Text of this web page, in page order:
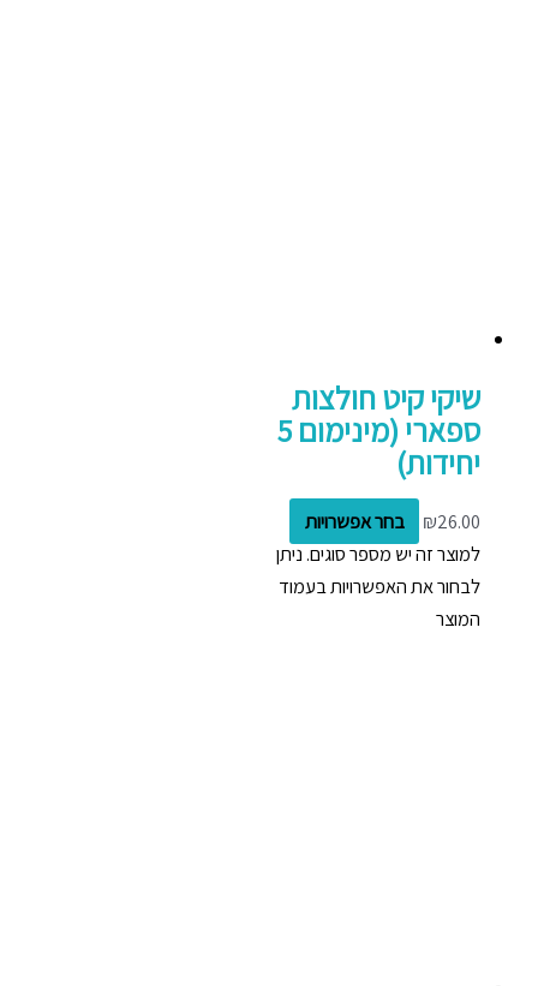
שיקי קיט חולצות
ספארי (מינימום 5
יחידות)
₪26.00
בחר אפשרויות
למוצר זה יש מספר סוגים. ניתן
לבחור את האפשרויות בעמוד
המוצר